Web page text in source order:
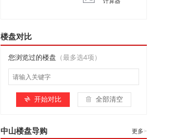
楼盘对比
您浏览过的楼盘 （最多选4项）
开始对比 全部清空
中山楼盘导购 更多>